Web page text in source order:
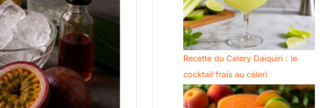
Recette du Celery Daiquiri : le
cocktail frais au céleri